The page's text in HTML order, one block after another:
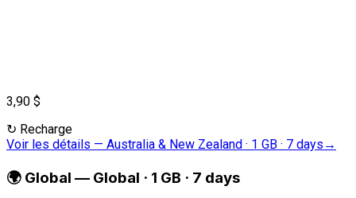
3,90 $
↻ Recharge
Voir les détails — Australia & New Zealand · 1 GB · 7 days →
🌍 Global — Global · 1 GB · 7 days